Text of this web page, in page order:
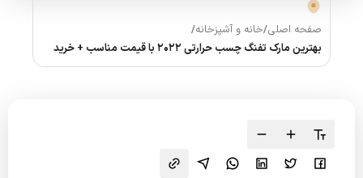
صفحه اصلی/خانه و آشپزخانه/
بهترین مارک تفنگ چسب حرارتی 2022 با قیمت مناسب + خرید